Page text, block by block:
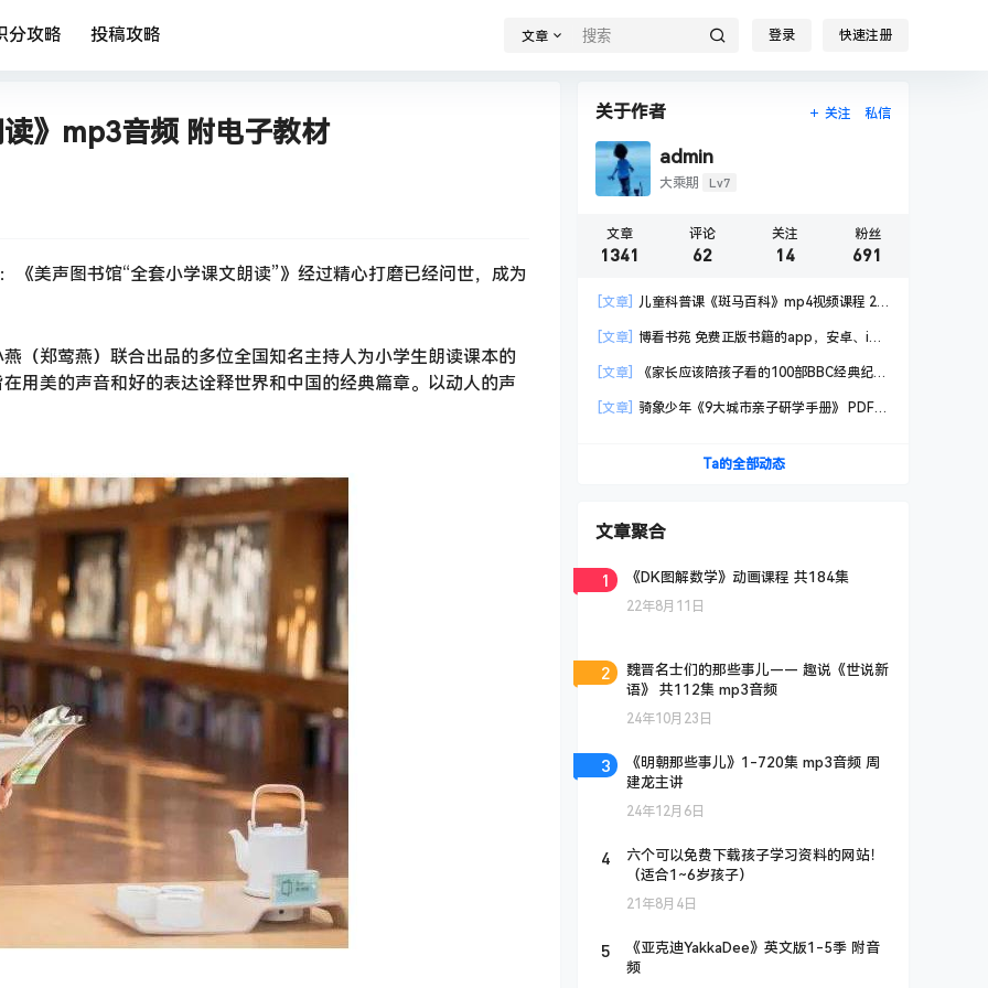
分攻略 投稿攻略 文章 登录 快速注册
》mp3音频 附电子教材
《美声图书馆“全套小学课文朗读”》经过精心打磨已经问世，成为
（郑莺燕）联合出品的多位全国知名主持人为小学生朗读课本的
用美的声音和好的表达诠释世界和中国的经典篇章。以动人的声
关于作者 关注 私信
admin
大乘期 Lv7
文章
1341
评论
62
关注
14
粉丝
691
[文章]
儿童科普课《斑马百科》mp4视频课程 20
[文章]
博看书苑 免费正版书籍的app，安卓、iOS
[文章]
《家长应该陪孩子看的100部BBC经典纪录
[文章]
骑象少年《9大城市亲子研学手册》 PDF格
Ta的全部动态
文章聚合
1 《DK图解数学》动画课程 共184集
22年8月11日
2
魏晋名士们的那些事儿—— 趣说《世说新
语》 共112集 mp3音频
24年10月23日
3
《明朝那些事儿》1-720集 mp3音频 周
建龙主讲
24年12月6日
4
六个可以免费下载孩子学习资料的网站！
（适合1~6岁孩子）
21年8月4日
5
《亚克迪YakkaDee》英文版1-5季 附音
频